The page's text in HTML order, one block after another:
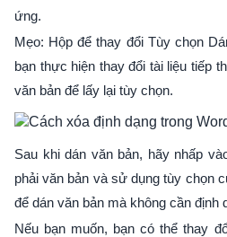
ứng.
Mẹo: Hộp để thay đổi Tùy chọn
bạn thực hiện thay đổi tài liệu tiếp
văn bản để lấy lại tùy chọn.
Sau khi dán văn bản, hãy nhấp
phải văn bản và sử dụng tùy chọn
để dán văn bản mà không cần định
Nếu bạn muốn, bạn có thể thay